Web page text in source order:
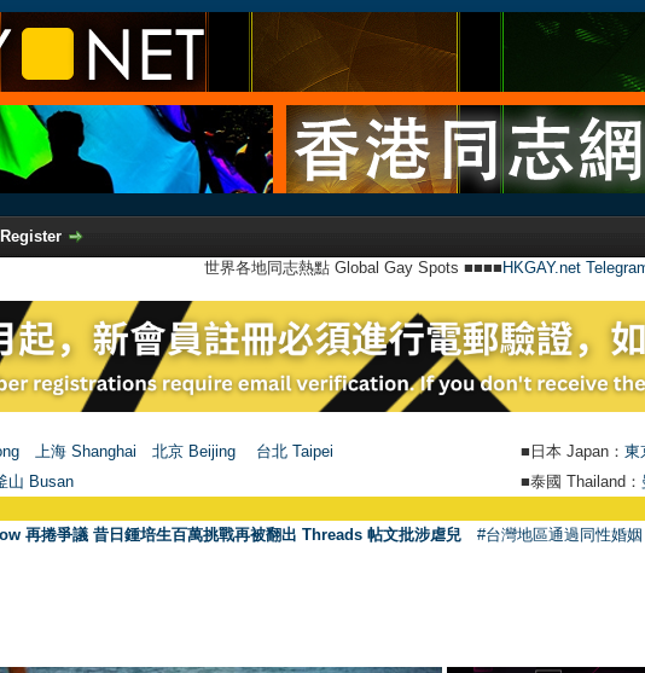
Register
世界各地同志熱點 Global Gay Spots ■■■■ HKGAY.net
上海 Shanghai 北京 Beijing 台北 Taipei ■日本 Japan： 東
山 Busan ■泰國 Thailand：
再捲爭議 昔日鍾培生百萬挑戰再被翻出 Threads 帖文批涉虐兒 #台灣地區通過同性婚姻